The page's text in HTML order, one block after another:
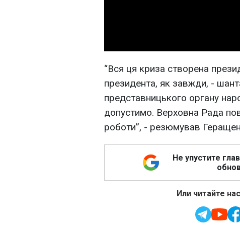
“Вся ця криза створена
президента, як завжди, -
представницького органу
допустимо. Верховна Рада
роботи”, - резюмував
Не упустите
Или читайте